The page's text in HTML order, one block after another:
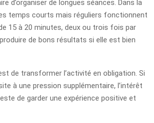
d’organiser de longues séances. Dans la
temps courts mais réguliers fonctionnent
15 à 20 minutes, deux ou trois fois par
de bons résultats si elle est bien
de transformer l’activité en obligation. Si
à une pression supplémentaire, l’intérêt
de garder une expérience positive et